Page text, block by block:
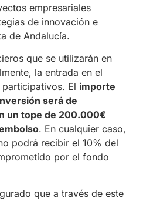
empresariales
de innovación e
de Andalucía.
que se utilizarán en
la entrada en el
El importe
será de
un tope de 200.000€
. En cualquier caso,
podrá recibir el 10% del
por el fondo
que a través de este